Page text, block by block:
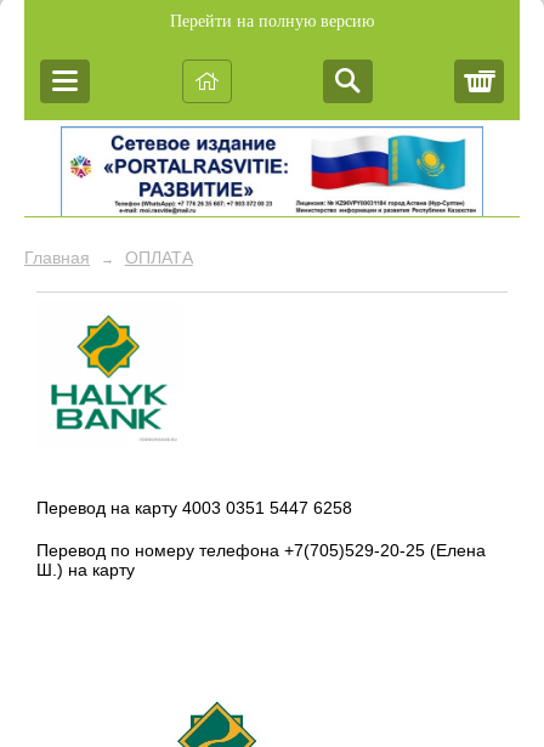
Перейти на полную версию
Главная → ОПЛАТА
Перевод на карту 4003 0351 5447 6258
Перевод по номеру телефона +7(705)529-20-25 (Елена
Ш.) на карту